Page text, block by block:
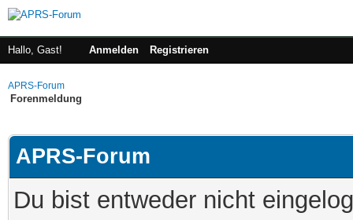
Hallo, Gast! Anmelden Registrieren
APRS-Forum
Forenmeldung
APRS-Forum
Du bist entweder nicht